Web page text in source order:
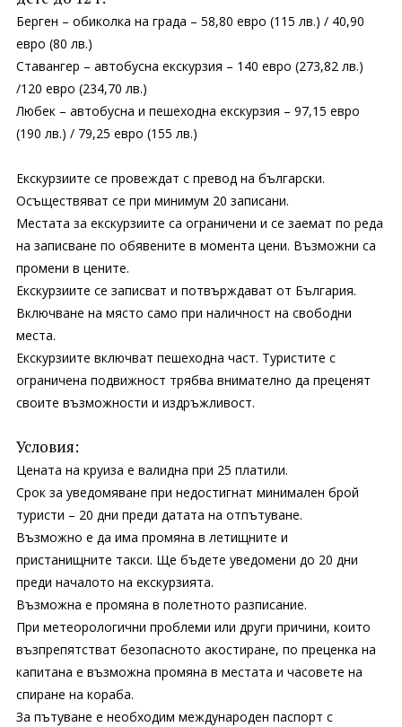
Берген – обиколка на града – 58,80 евро (115 лв.) / 40,90
евро (80 лв.)
Ставангер – автобусна екскурзия – 140 евро (273,82 лв.)
/120 евро (234,70 лв.)
Любек – автобусна и пешеходна екскурзия – 97,15 евро
(190 лв.) / 79,25 евро (155 лв.)
Екскурзиите се провеждат с превод на български.
Осъществяват се при минимум 20 записани.
Местата за екскурзиите са ограничени и се заемат по реда
на записване по обявените в момента цени. Възможни са
промени в цените.
Екскурзиите се записват и потвърждават от България.
Включване на място само при наличност на свободни
места.
Екскурзиите включват пешеходна част. Туристите с
ограничена подвижност трябва внимателно да преценят
своите възможности и издръжливост.
Условия:
Цената на круиза е валидна при 25 платили.
Срок за уведомяване при недостигнат минимален брой
туристи – 20 дни преди датата на отпътуване.
Възможно е да има промяна в летищните и
пристанищните такси. Ще бъдете уведомени до 20 дни
преди началото на екскурзията.
Възможна е промяна в полетното разписание.
При метеорологични проблеми или други причини, които
възпрепятстват безопасното акостиране, по преценка на
капитана е възможна промяна в местата и часовете на
спиране на кораба.
За пътуване е необходим международен паспорт с